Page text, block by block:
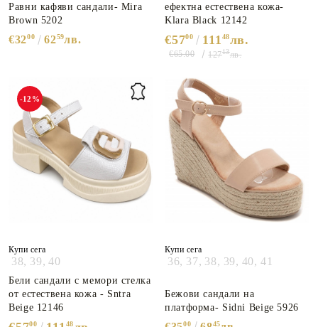
Равни кафяви сандали- Mira
Brown 5202
€3200 6259лв.
ефектна естествена кожа-
Klara Black 12142
€5700 11148лв.
€65.00 12713лв.
-12%
Купи сега
38, 39, 40
Бели сандали с мемори стелка
от естествена кожа - Sntra
Beige 12146
00 48
Купи сега
36, 37, 38, 39, 40, 41
Бежови сандали на
платформа- Sidni Beige 5926
00 45